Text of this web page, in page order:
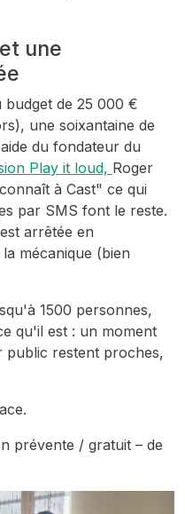
une
de 25 000 €
une soixantaine de
du fondateur du
Play it loud, Roger
à Cast" ce qui
par SMS font le reste.
arrêtée en
mécanique (bien
1500 personnes,
qu'il est : un moment
public restent proches,
prévente / gratuit – de